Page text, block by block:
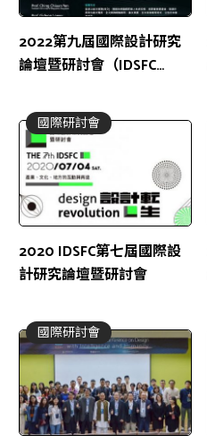
2022第九屆國際設計研究
論壇暨研討會（IDSFC
國際研討會
2020 IDSFC第七屆國際設
計研究論壇暨研討會
國際研討會